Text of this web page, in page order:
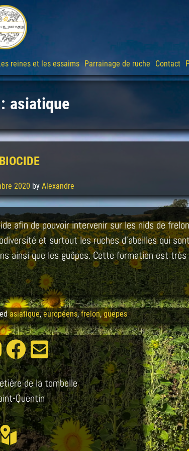
reines et les essaims Parrainage de ruche Contact
asiatique
2020 byAlexandre
afin de pouvoir intervenir sur les nids de frelon
et surtout les ruches d’abeilles qui
ainsi que les guêpes. Cette formation est très
asiatique,européens,frelon,guepes
de la tombelle
Quentin